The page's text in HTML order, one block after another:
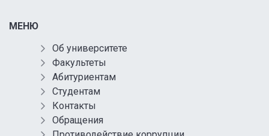
МЕНЮ
Об университете
Факультеты
Абитуриентам
Студентам
Контакты
Обращения